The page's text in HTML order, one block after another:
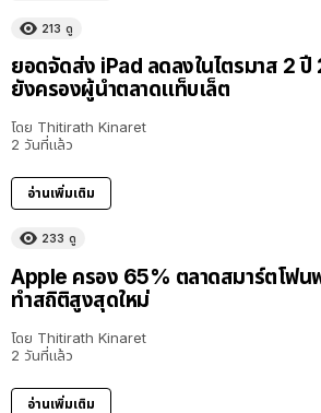
213 ดู
ยอดจัดส่ง iPad ลดลงในไตรมาส 2
ยังครองผู้นำตลาดแท็บเล็ต
โดย Thitirath Kinaret
2 วันที่แล้ว
อ่านเพิ่มเติม
233 ดู
Apple ครอง 65% ตลาดสมาร์ตโฟน
ทำสถิติสูงสุดใหม่
โดย Thitirath Kinaret
2 วันที่แล้ว
อ่านเพิ่มเติม